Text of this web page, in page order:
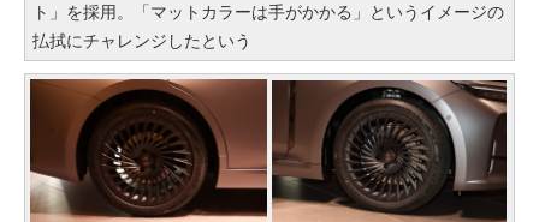
ト」を採用。「マットカラーは手がかかる」というイメージの
払拭にチャレンジしたという